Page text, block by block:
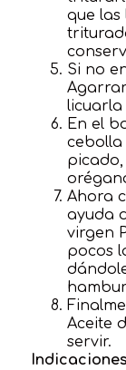
que las
Si no
licuarla
En el
cebolla
Ahora
ayuda
virgen
pocos
Aceite
servir.